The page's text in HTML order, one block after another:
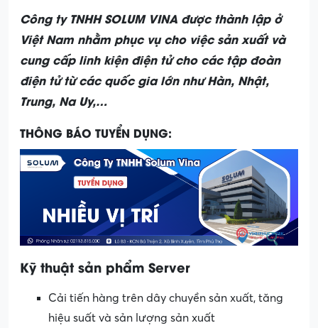
Công ty TNHH SOLUM VINA được thành lập ở
Việt Nam nhằm phục vụ cho việc sản xuất và
cung cấp linh kiện điện tử cho các tập đoàn
điện tử từ các quốc gia lớn như Hàn, Nhật,
Trung, Na Uy,…
THÔNG BÁO TUYỂN DỤNG:
Kỹ thuật sản phẩm Server
Cải tiến hàng trên dây chuyền sản xuất, tăng
hiệu suất và sản lượng sản xuất